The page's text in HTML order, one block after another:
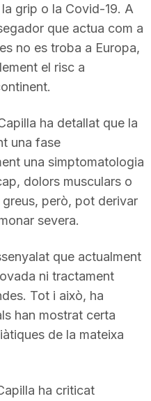
grip o la Covid-19. A
que actua com a
no es troba a Europa,
el risc a
ha detallat que la
una fase
una simptomatologia
dolors musculars o
greus, però, pot derivar
severa.
que actualment
ni tractament
Tot i això, ha
han mostrat certa
de la mateixa
ha criticat